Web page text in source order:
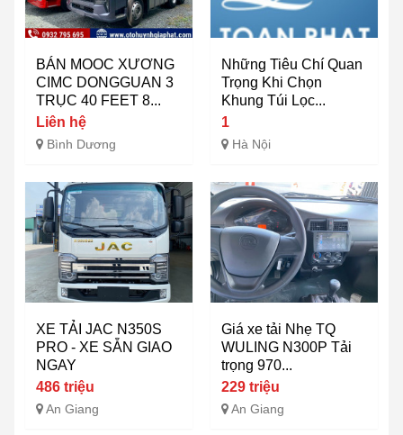
BÁN MOOC XƯƠNG
CIMC DONGGUAN 3
TRỤC 40 FEET 8...
Liên hệ
Bình Dương
Những Tiêu Chí Quan
Trọng Khi Chọn
Khung Túi Lọc...
1
Hà Nội
XE TẢI JAC N350S
PRO - XE SẴN GIAO
NGAY
486 triệu
An Giang
Giá xe tải Nhẹ TQ
WULING N300P Tải
trọng 970...
229 triệu
An Giang